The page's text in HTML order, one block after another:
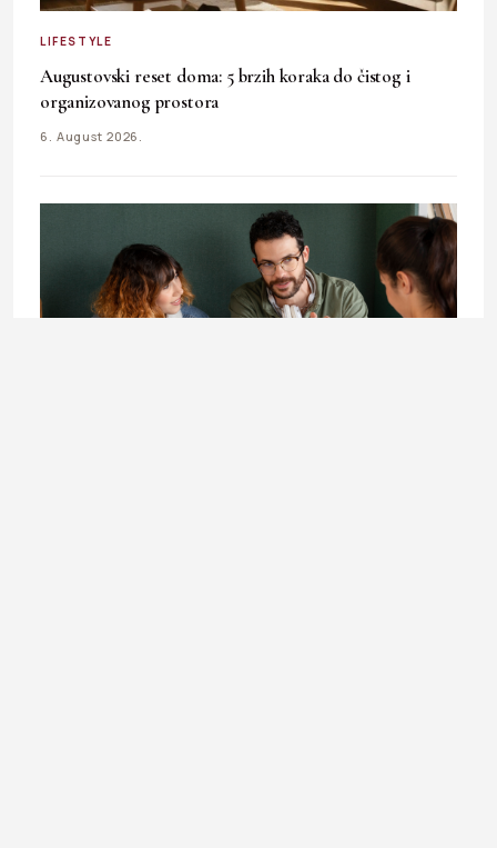
LIFESTYLE
Augustovski reset doma: 5 brzih koraka do čistog i
organizovanog prostora
6. August 2026.